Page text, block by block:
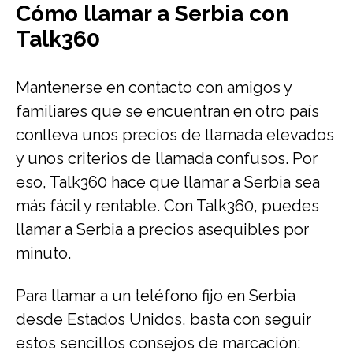
Cómo llamar a Serbia con
Talk360
Mantenerse en contacto con amigos y
familiares que se encuentran en otro país
conlleva unos precios de llamada elevados
y unos criterios de llamada confusos. Por
eso, Talk360 hace que llamar a Serbia sea
más fácil y rentable. Con Talk360, puedes
llamar a Serbia a precios asequibles por
minuto.
Para llamar a un teléfono fijo en Serbia
desde Estados Unidos, basta con seguir
estos sencillos consejos de marcación: